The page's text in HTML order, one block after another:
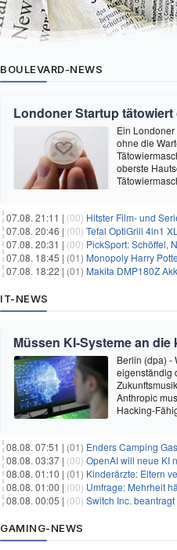
BOULEVARD-NEWS
Londoner Startup
Ein
ohne die
oberste
07.08. 21:11 | (00) Hitster Film- und
07.08. 20:46 | (00) Tefal OptiGrill 4in1
07.08. 20:31 | (00) PickSport: Schöffel,
07.08. 18:45 | (01) Monopoly Harry
07.08. 18:22 | (01) Makita DMP180Z
IT-NEWS
Müssen KI-Systeme an
Berlin (dpa) -
eigenständig
Anthropic
Hacking-
08.08. 07:51 | (01) Enders Camping
08.08. 03:37 | (00) OpenAI will neue KI
08.08. 01:10 | (01) Kinderärzte: Eltern
08.08. 01:00 | (00) Umfrage: Mehrheit
08.08. 00:05 | (00) Switch Inc.
GAMING-NEWS